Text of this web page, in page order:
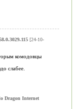
[24-10-
комодовцы
слабее.
Dragon Internet